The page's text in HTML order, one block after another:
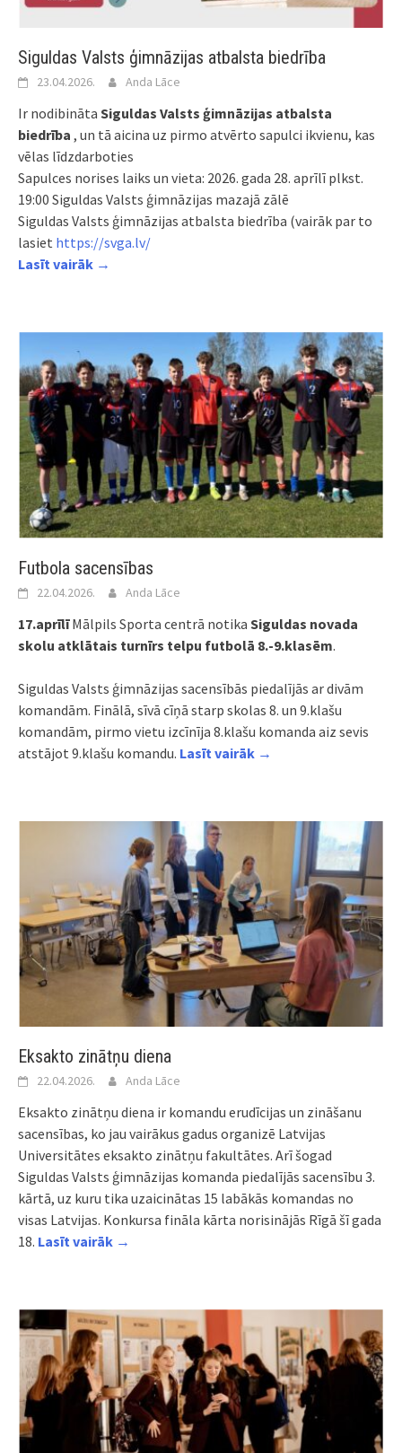
Siguldas Valsts ģimnāzijas atbalsta biedrība
23.04.2026. Anda Lāce
Ir nodibināta Siguldas Valsts ģimnāzijas atbalsta
biedrība , un tā aicina uz pirmo atvērto sapulci ikvienu, kas
vēlas līdzdarboties
Sapulces norises laiks un vieta: 2026. gada 28. aprīlī plkst.
19:00 Siguldas Valsts ģimnāzijas mazajā zālē
Siguldas Valsts ģimnāzijas atbalsta biedrība (vairāk par to
lasiet https://svga.lv/
Lasīt vairāk →
Futbola sacensības
22.04.2026. Anda Lāce
17.aprīlīMālpils Sporta centrā notika Siguldas novada
skolu atklātais turnīrs telpu futbolā 8.-9.klasēm.
Siguldas Valsts ģimnāzijas sacensībās piedalījās ar divām
komandām. Finālā, sīvā cīņā starp skolas 8. un 9.klašu
komandām, pirmo vietu izcīnīja 8.klašu komanda aiz sevis
atstājot 9.klašu komandu. Lasīt vairāk →
Eksakto zinātņu diena
22.04.2026. Anda Lāce
Eksakto zinātņu diena ir komandu erudīcijas un zināšanu
sacensības, ko jau vairākus gadus organizē Latvijas
Universitātes eksakto zinātņu fakultātes. Arī šogad
Siguldas Valsts ģimnāzijas komanda piedalījās sacensību 3.
kārtā, uz kuru tika uzaicinātas 15 labākās komandas no
visas Latvijas. Konkursa fināla kārta norisinājās Rīgā šī gada
18. Lasīt vairāk →